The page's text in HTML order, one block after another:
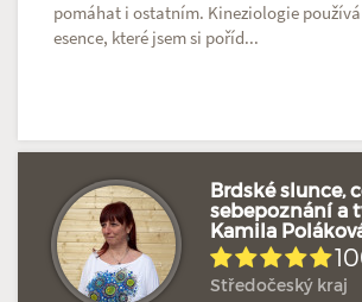
pomáhat i ostatním. Kineziologie
esence, které jsem si poříd...
Brdské slunce,
sebepoznání a
Kamila
Středočeský kraj
Hodnoceno: 2×